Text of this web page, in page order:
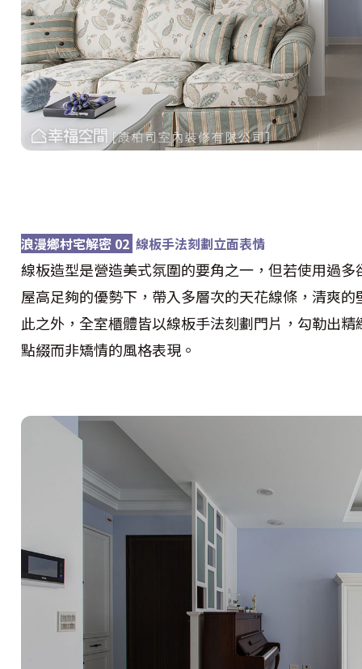
浪漫鄉村宅解密 02 線板手法刻劃立面表情
線板造型是營造美式氛圍的要角之一，但若使用過
屋高足夠的優勢下，帶入多層次的天花線條，清爽
此之外，全室櫃體皆以線板手法刻劃門片，勾勒出
點綴而非矯情的風格表現。